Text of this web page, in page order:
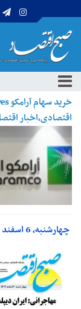
اقتصادی،اخبار
چهارشنبه، 6 اسفند 1404